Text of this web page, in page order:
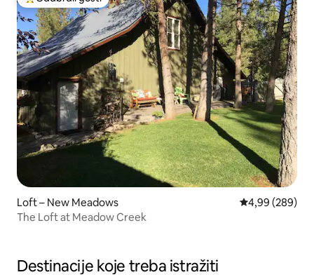
Među najviše rangiranima s oznakom „Odabrali gosti”
Loft – New Meadows Prosječna
4,99 (289)
The Loft at Meadow Creek
Destinacije koje treba istražiti